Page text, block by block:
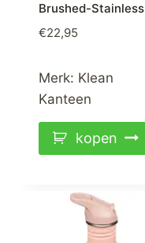
Brushed-Stainless
€22,95
Merk: Klean
Kanteen
kopen